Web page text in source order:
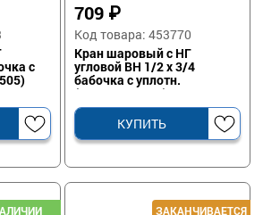
с
709 ₽
Код товара: 453770
Кран шаровый с НГ
угловой ВН 1/2 х 3/4
бабочка с уплотн.
(VT.267.N.0405)
КУПИТЬ